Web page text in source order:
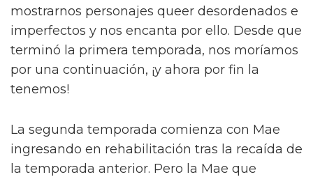
mostrarnos personajes queer desordenados e
imperfectos y nos encanta por ello. Desde que
terminó la primera temporada, nos moríamos
por una continuación, ¡y ahora por fin la
tenemos!
La segunda temporada comienza con Mae
ingresando en rehabilitación tras la recaída de
la temporada anterior. Pero la Mae que